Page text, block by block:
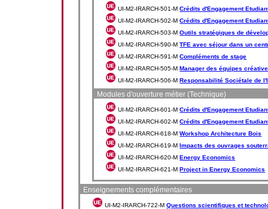
UI-M2-IRARCH-501-MCrédits d'Engagement
UI-M2-IRARCH-502-MCrédits d'Engagement
UI-M2-IRARCH-503-MOutils stratégiques de
UI-M2-IRARCH-590-MTFE avec séjour dans un
UI-M2-IRARCH-591-MCompléments de stage
UI-M2-IRARCH-505-MManager des équipes
UI-M2-IRARCH-506-MResponsabilité Sociétale de
Modules d'ouverture métier (Technique)
UI-M2-IRARCH-601-MCrédits d'Engagement
UI-M2-IRARCH-602-MCrédits d'Engagement
UI-M2-IRARCH-618-MWorkshop Architecture Bois
UI-M2-IRARCH-619-MImpacts des ouvrages
UI-M2-IRARCH-620-MEnergy Economics
UI-M2-IRARCH-621-MProject in Energy Economics
Enseignements complémentaires
UI-M2-IRARCH-722-MQuestions scientifiques et